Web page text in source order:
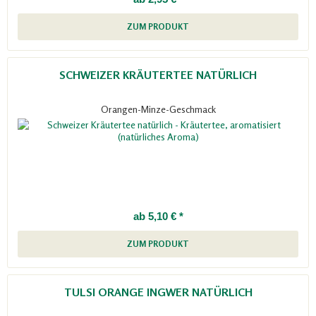
ZUM PRODUKT
SCHWEIZER KRÄUTERTEE NATÜRLICH
Orangen-Minze-Geschmack
ab 5,10 € *
ZUM PRODUKT
TULSI ORANGE INGWER NATÜRLICH